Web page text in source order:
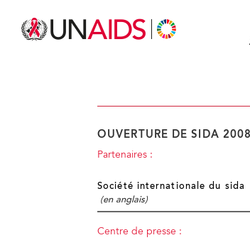
OUVERTURE DE SIDA 2008
Partenaires :
Société internationale du sida
(en anglais)
Centre de presse :